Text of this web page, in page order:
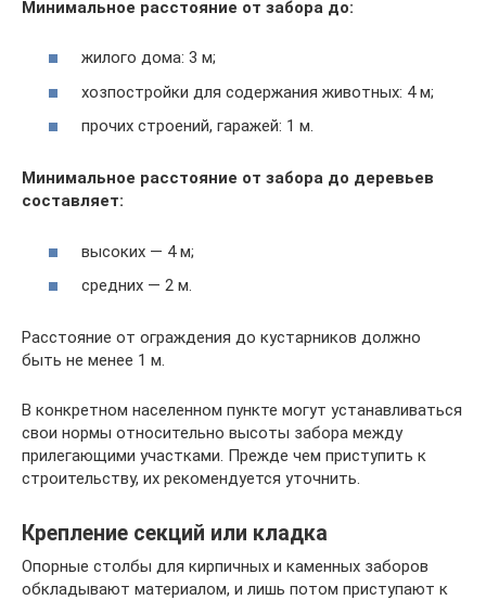
Минимальное расстояние от забора до:
жилого дома: 3 м;
хозпостройки для содержания животных: 4 м;
прочих строений, гаражей: 1 м.
Минимальное расстояние от забора до деревьев
составляет:
высоких — 4 м;
средних — 2 м.
Расстояние от ограждения до кустарников должно
быть не менее 1 м.
В конкретном населенном пункте могут устанавливаться
свои нормы относительно высоты забора между
прилегающими участками. Прежде чем приступить к
строительству, их рекомендуется уточнить.
Крепление секций или кладка
Опорные столбы для кирпичных и каменных заборов
обкладывают материалом, и лишь потом приступают к